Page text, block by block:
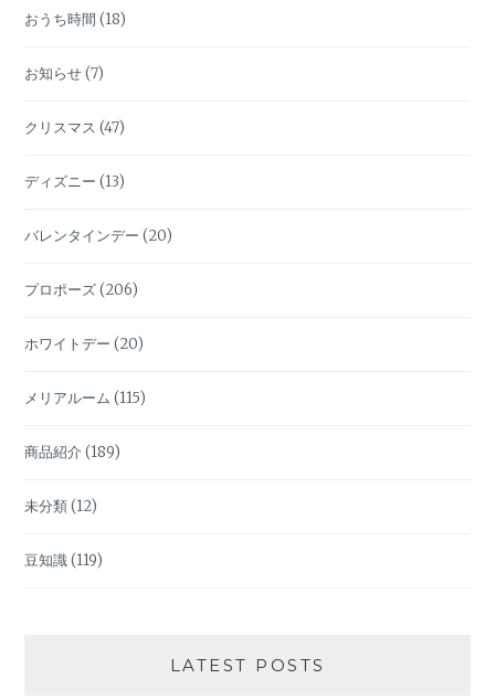
おうち時間 (18)
お知らせ(7)
クリスマス (47)
ディズニー (13)
バレンタインデー (20)
プロポーズ(206)
ホワイトデー (20)
メリアルーム (115)
商品紹介 (189)
未分類(12)
豆知識(119)
LATEST POSTS